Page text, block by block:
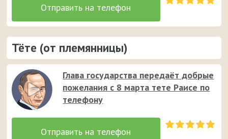
Тёте (от племянницы)
Глава государства передаёт добрые
пожелания с 8 марта тете Раисе по
телефону